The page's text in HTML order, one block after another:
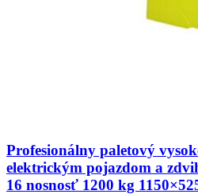
Profesionálny paletový
elektrickým pojazdom a
16 nosnosť 1200 kg